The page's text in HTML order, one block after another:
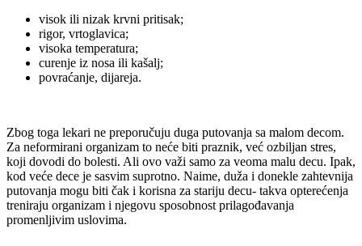
visok ili nizak krvni pritisak;
rigor, vrtoglavica;
visoka temperatura;
curenje iz nosa ili kašalj;
povraćanje, dijareja.
Zbog toga lekari ne preporučuju duga putovanja sa malom decom.
Za neformirani organizam to neće biti praznik, već ozbiljan stres,
koji dovodi do bolesti. Ali ovo važi samo za veoma malu decu. Ipak,
kod veće dece je sasvim suprotno. Naime, duža i donekle zahtevnija
putovanja mogu biti čak i korisna za stariju decu- takva opterećenja
treniraju organizam i njegovu sposobnost prilagođavanja
promenljivim uslovima.